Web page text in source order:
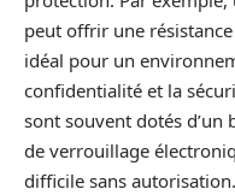
peut offrir une
idéal pour un
confidentialité et la
sont souvent dotés d’un
de verrouillage
difficile sans autorisation.